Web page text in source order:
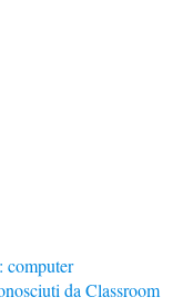
computer
da Classroom